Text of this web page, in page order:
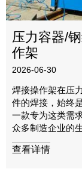
压力容器/
作架
2026-06-30
焊接操作架在压
件的焊接，始终
一款专为这类需
众多制造企业的
自动化焊接装备
全、稳定、高效
查看详情